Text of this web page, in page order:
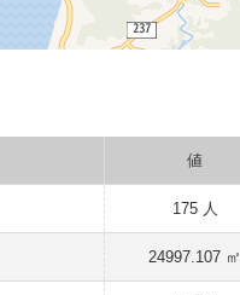
値
175 人
24997.107 ㎡